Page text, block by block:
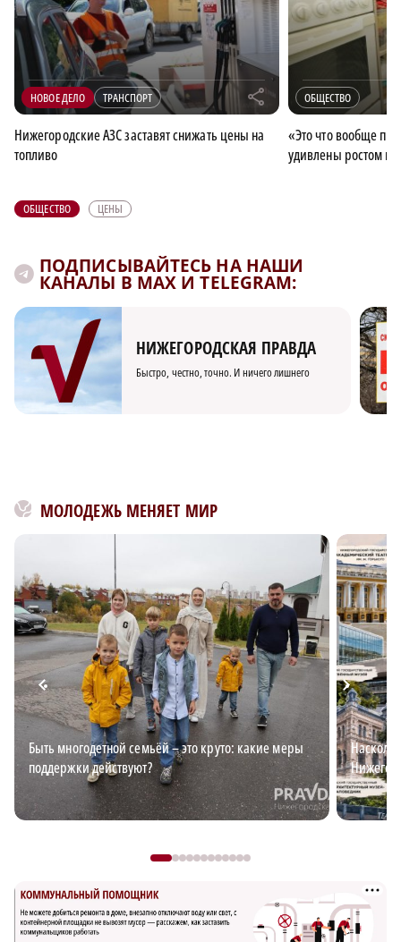
НОВОЕ ДЕЛО ТРАНСПОРТ r
Нижегородские АЗС заставят снижать цены на
топливо
ОБЩЕСТВО
«Это что вообще
удивлены ростом
ОБЩЕСТВО ЦЕНЫ
ПОДПИСЫВАЙТЕСЬ НА НАШИ
КАНАЛЫ В MAX И TELEGRAM:
НИЖЕГОРОДСКАЯ ПРАВДА
Быстро, честно, точно. И ничего лишнего
МОЛОДЕЖЬ МЕНЯЕТ МИР
Быть многодетной семьёй – это круто: какие меры
поддержки действуют?